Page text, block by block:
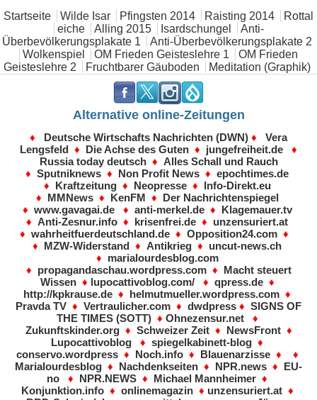
Hauptmenü
Startseite Wilde Isar Pfingsten 2014 Raisting 2014
Rottal
eiche
Alling 2015 Isardschungel
Anti-
Überbevölkerungsplakate 1
Anti-Überbevölkerungsplakate 2
Wolkenspiel
OM Frieden Geisteslehre 1
OM Frieden
Geisteslehre 2
Fruchtbarer Gäuboden Meditation (Graphik)
. . . .
Alternative online-Zeitungen
♦ Deutsche Wirtschafts Nachrichten (DWN) ♦ Vera
Lengsfeld ♦ Die Achse des Guten ♦ jungefreiheit.de
♦
Russia today deutsch♦ Alles Schall und Rauch
♦ Sputniknews ♦ Non Profit News ♦ epochtimes.de
♦ Kraftzeitung♦ Neopresse♦ Info-Direkt.eu
♦ MMNews♦ KenFM ♦ Der Nachrichtenspiegel
♦ www.gavagai.de ♦ anti-merkel.de♦ Klagemauer.tv
♦ Anti-Zesnur.info ♦ krisenfrei.de ♦ unzensuriert.at
♦ wahrheitfuerdeutschland.de ♦ Opposition24.com ♦
♦ MZW-Widerstand ♦ Antikrieg ♦ uncut-news.ch
♦ marialourdesblog.com
♦ propagandaschau.wordpress.com ♦ Macht steuert
Wissen♦ lupocattivoblog.com/ ♦ qpress.de♦
http://kpkrause.de ♦ helmutmueller.wordpress.com ♦
Pravda TV ♦ Vertraulicher.com ♦ dwdpress ♦ SIGNS OF
THE TIMES (SOTT) ♦ Ohnezensur.net♦
Zukunftskinder.org♦ Schweizer Zeit♦ NewsFront♦
Lupocattivoblog ♦ spiegelkabinett-blog ♦
conservo.wordpress♦ Noch.info♦ Blauenarzisse♦ ♦
Marialourdesblog ♦ Nachdenkseiten ♦ NPR.news ♦ EU-
no ♦ NPR.NEWS ♦ Michael Mannheimer ♦
Konjunktion.info♦ onlinemagazin♦ unzensuriert.at♦